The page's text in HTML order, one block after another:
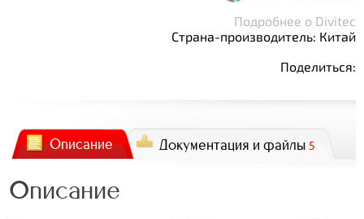
Подробнее о Divitec
Страна-производитель: Китай
Поделиться:
Описание Документация и файлы 5
Описание